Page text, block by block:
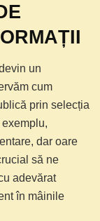
un
cum
prin selecția
dar oare
să ne
adevărat
în mâinile